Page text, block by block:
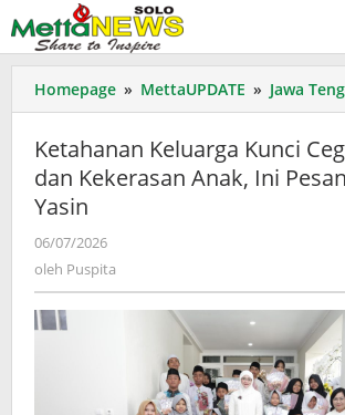
ke
konten
Homepage » MettaUPDATE » Jawa
Ketahanan Keluarga Kunci
dan Kekerasan Anak, Ini
Yasin
06/07/2026
oleh Puspita